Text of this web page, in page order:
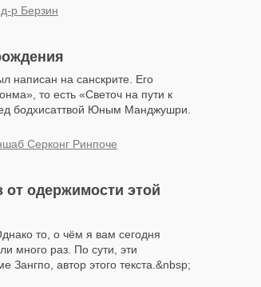
р Берзин
написан на санскрите. Его
то есть «Светоч на пути к
бодхисаттвой Юным Манджушри.
Серконг Ринпоче
от одержимости этой
то, о чём я вам сегодня
много раз. По сути, эти
автор этого текста.&nbsp;